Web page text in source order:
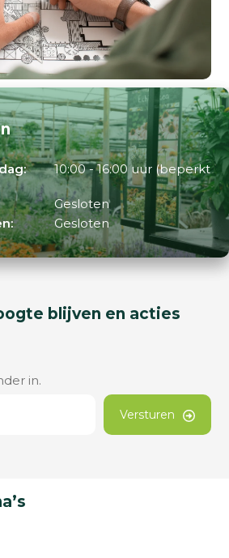
10:00 - 16:00 uur (beperkt
Gesloten
Gesloten
blijven en acties
in.
Versturen